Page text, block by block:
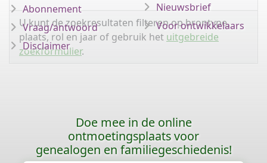
U kunt de zoekresultaten filteren op brontype,
plaats, rol en jaar of gebruik het uitgebreide
zoekformulier.
Abonnement
Vraag/antwoord
Disclaimer
Nieuwsbrief
Voor ontwikkelaars
Doe mee in de online
ontmoetingsplaats voor
genealogen en familiegeschiedenis!